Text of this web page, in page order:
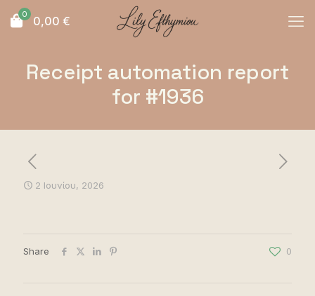
0 0,00 €
Receipt automation report
for #1936
2 Ιουνίου, 2026
Share 0